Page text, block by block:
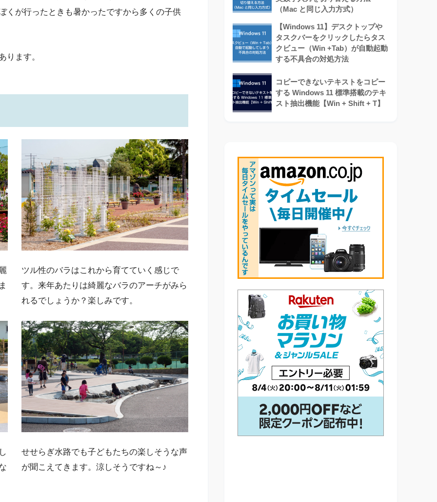
くが行ったときも暑かったですから多くの子供
ります。
ツル性のバラはこれから育てていく感じで
す。来年あたりは綺麗なバラのアーチがみら
れるでしょうか？楽しみです。
せせらぎ水路でも子どもたちの楽しそうな声
が聞こえてきます。涼しそうですね～♪
（Mac と同じ入力方式）
【Windows 11】デスクトップや
タスクバーをクリックしたらタス
クビュー（Win +Tab）が自動起動
する不具合の対処方法
コピーできないテキストをコピー
する Windows 11 標準搭載のテキ
スト抽出機能【Win + Shift + T】